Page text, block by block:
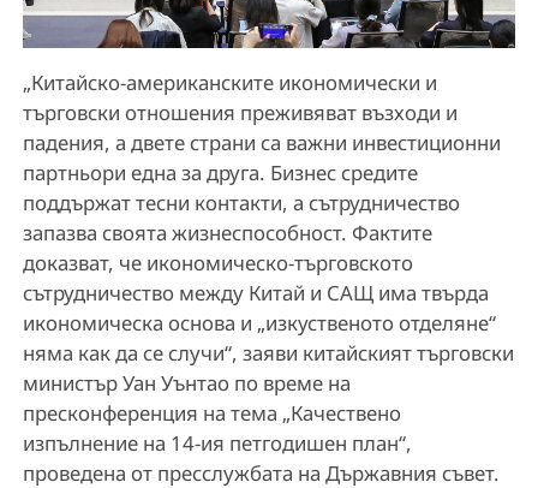
„Китайско-американските икономически и
търговски отношения преживяват възходи и
падения, а двете страни са важни инвестиционни
партньори една за друга. Бизнес средите
поддържат тесни контакти, а сътрудничество
запазва своята жизнеспособност. Фактите
доказват, че икономическо-търговското
сътрудничество между Китай и САЩ има твърда
икономическа основа и „изкуственото отделяне“
няма как да се случи“, заяви китайският търговски
министър Уан Уънтао по време на
пресконференция на тема „Качествено
изпълнение на 14-ия петгодишен план“,
проведена от пресслужбата на Държавния съвет.